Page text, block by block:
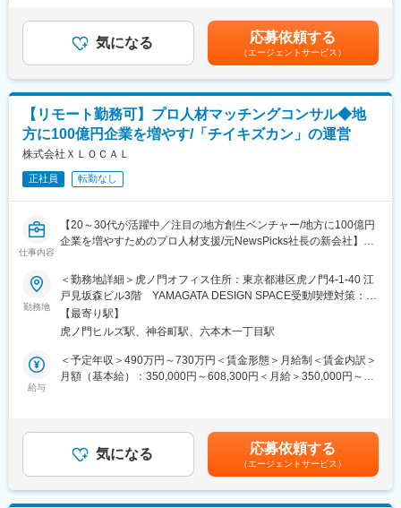
・交通事業者向け自社の電子チケットアプリ開発
・位置情報を使用したポイント・クーポンアプリ開発
■アーバンテック：
「都市生活と都市の持続可能性をアップデートする技術」です。
■こんな方にぴったり：
・大型＆新規プロジェクトに携わりたい方
・社会貢献の高い仕事がしたい方
変更の範囲：会社の定める業務
交通事業者や自動車業界関連のクライアントに対し、システム構
築の要件定義・プロジェクト進行管理を含めたシステム導入支援
◇システム導入プロセスの設計およびプロジェクト管理
◇導入後の運用支援とフィードバックに対する改善
■ポジションの特徴：
リーダーとして、マネージャーやエンジニアとコミュニケーショ
ンをとりながら、5名程度のチームでプロダクトの導入支援をリー
ドいただくポジションです。
■クライアント：
交通事業者や自動車業界関連の企業を中心に、自治体やインフラ
※基本的に大手のプライム案件です。
■プロジェクト例：
・モビリティハブの運営・回遊性向上など、モビリティにかかわ
・EVの車両データ管理システムの企画～提供（e-mobilog）
・ロボットタクシーの社会導入支援
・位置情報を使用したポイント・クーポンアプリ開発
■アーバンテック：
「都市生活と都市の持続可能性をアップデートする技術」です。
経験・スキル等を考慮した上で決定いたします。■昇給：年1回／
人事評価制度による■決算賞与：業績による■その他寸志などあり
賃金はあくまでも目安の金額であり、選考を通じて上下する可能
性があります。月給(月額)は固定手当を含めた表記です。
気になる 応募依頼する
（エージェントサービス）
【リモート勤務可】プロ人材マッチングコンサル◆地
方に100億円企業を増やす/「チイキズカン」の運営
株式会社ＸＬＯＣＡＬ
正社員 転勤なし
仕事内容
【20～30代が活躍中／注目の地方創生ベンチャー/地方に100億円
企業を増やすためのプロ人材支援/元NewsPicks社長の新会社】
■ミッション：
「地方の経営者に、世界を変える出会いを。」
XLOCALは、世界を変える志を持った経営者と共に挑戦し、今ま
でにない「アイデア」と「出会い」を生み出す。経営者が孤立す
ることなく、ワクワクする未来を描ける環境をつくり、地方企業
の非連続成長を実現します。
成長を支援します。
勤務地
＜勤務地詳細＞虎ノ門オフィス住所：東京都港区虎ノ門4-1-40 江
戸見坂森ビル3階 YAMAGATA DESIGN SPACE受動喫煙対策：屋
内全面禁煙変更の範囲：会社の定める事業所（リモートワーク含
む）
【最寄り駅】
虎ノ門ヒルズ駅、神谷町駅、六本木一丁目駅
給与
＜予定年収＞490万円～730万円＜賃金形態＞月給制＜賃金内訳＞
月額（基本給）：350,000円～608,300円＜月給＞350,000円～
能性があります。月給(月額)は固定手当を含めた表記です。
気になる 応募依頼する
（エージェントサービス）